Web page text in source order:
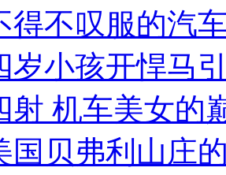
得不叹服的汽
岁小孩开悍马
射 机车美女的
国贝弗利山庄